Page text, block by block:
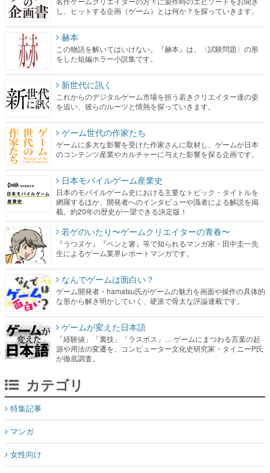
この物語を解いてはいけない。『赫本』は、〈試験問題〉の形
をした短編ホラー小説集です。
新世代に訊く
これからのデジタルゲーム市場を担う若きクリエイター達の姿
を追い、彼らのルーツと情熱を探っていきます。
ゲーム世代の作家たち
ゲームに多大な影響を受けた作家さんに取材し、ゲームが日本
のコンテンツ産業やカルチャーに与えた影響を探る企画です。
日本モバイルゲーム産業史
日本のモバイルゲーム史における主要なトピック・タイトルを
網羅するほか、開発者へのインタビューや識者による解説を掲
若ゲのいたり〜ゲームクリエイターの青春〜
『うつヌケ』『ペンと箸』等で知られるマンガ家・田中圭一先
生によるゲーム業界レポートマンガです。
なんでゲームは面白い？
ゲーム開発者・hamatsu氏がゲームの魅力を画面や操作の具体的
な形から解き明かしていく、硬派で骨太な評論連載です。
ゲームが変えた日本語
「経験値」「裏技」「ラスボス」… ゲームにまつわる言葉の起
源や用法の変遷を、コンピューター文化史研究家・タイニーP氏
カテゴリ
マンガ
女性向け
アプリレビュー
その他